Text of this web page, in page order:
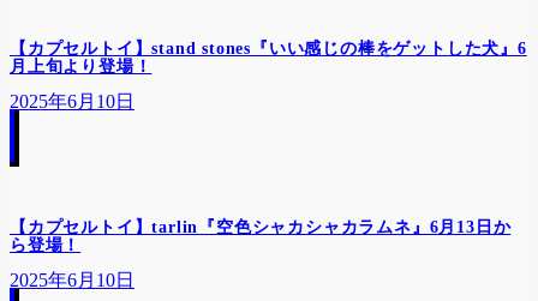
【カプセルトイ】stand stones『いい感じの棒をゲットした犬』6
月上旬より登場！
2025年6月10日
【カプセルトイ】tarlin『空色シャカシャカラムネ』6月13日か
ら登場！
2025年6月10日